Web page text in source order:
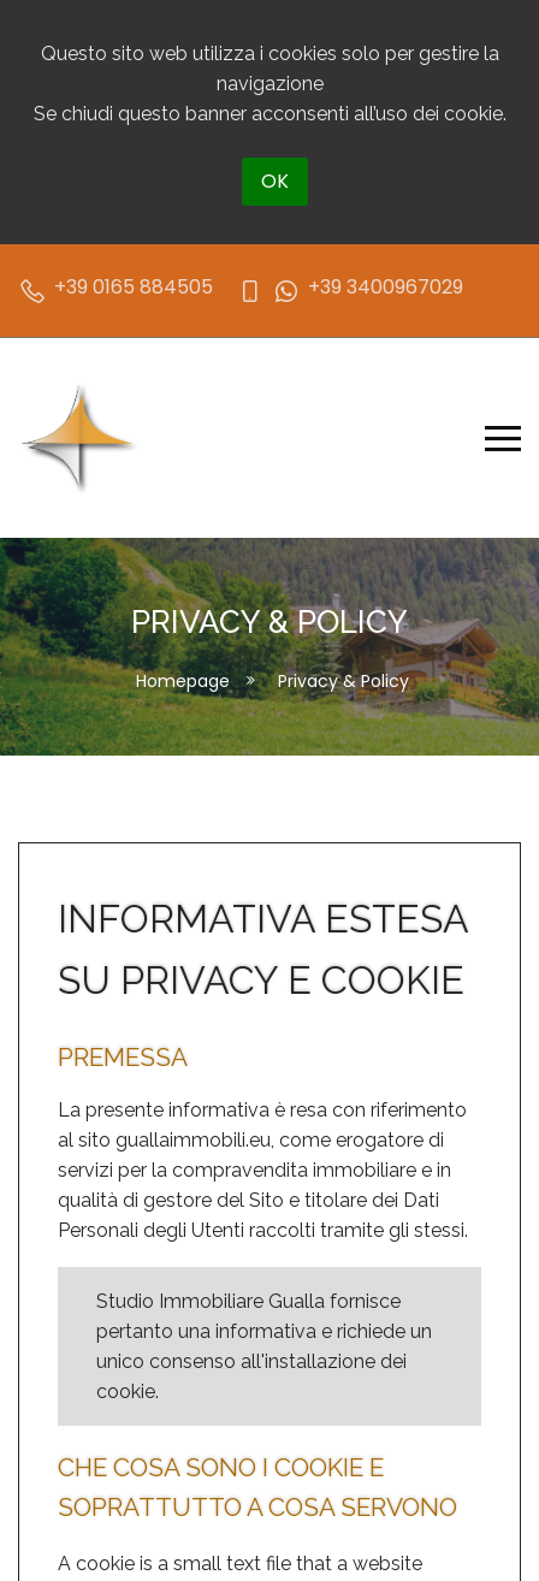
Questo sito web utilizza i cookies solo per gestire la
navigazione
Se chiudi questo banner acconsenti all’uso dei cookie.
OK
+39 0165 884505 +39 3400967029
PRIVACY & POLICY
Homepage Privacy & Policy
INFORMATIVA ESTESA
SU PRIVACY E COOKIE
PREMESSA
La presente informativa è resa con riferimento
al sito guallaimmobili.eu, come erogatore di
servizi per la compravendita immobiliare e in
qualità di gestore del Sito e titolare dei Dati
Personali degli Utenti raccolti tramite gli stessi.
Studio Immobiliare Gualla fornisce
pertanto una informativa e richiede un
unico consenso all'installazione dei
cookie.
CHE COSA SONO I COOKIE E
SOPRATTUTTO A COSA SERVONO
A cookie is a small text file that a website